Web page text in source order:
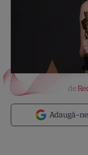
Adaugă-
de